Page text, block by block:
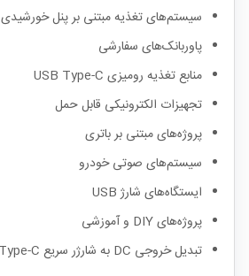
سیستم‌های تغذیه مبتنی بر پنل خورشیدی
پاوربانک‌های سفارشی
منابع تغذیه رومیزی USB Type-C
تجهیزات الکترونیکی قابل حمل
پروژه‌های مبتنی بر باتری
سیستم‌های صوتی خودرو
ایستگاه‌های شارژ USB
پروژه‌های DIY و آموزشی
تبدیل خروجی DC به شارژر سریع USB Type-C